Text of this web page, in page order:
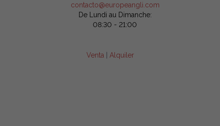
contacto@europeangli.com
De Lundi au Dimanche:
08:30 - 21:00
Venta Alquiler